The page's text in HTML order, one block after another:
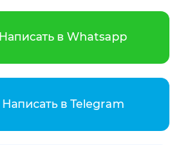
Написать в Whatsapp
Написать в Telegram